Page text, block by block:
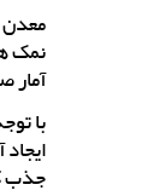
نمک
آمار
با
جذب